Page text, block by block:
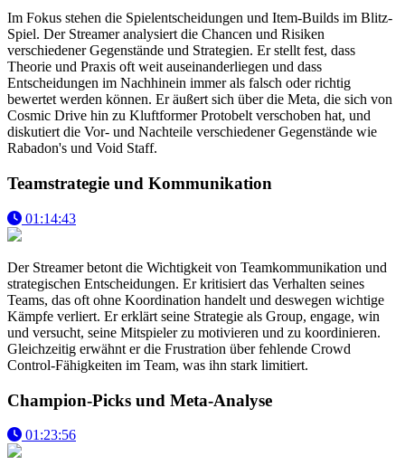
Im Fokus stehen die Spielentscheidungen und Item-Builds im Blitz-
Spiel. Der Streamer analysiert die Chancen und Risiken
verschiedener Gegenstände und Strategien. Er stellt fest, dass
Theorie und Praxis oft weit auseinanderliegen und dass
Entscheidungen im Nachhinein immer als falsch oder richtig
bewertet werden können. Er äußert sich über die Meta, die sich von
Cosmic Drive hin zu Kluftformer Protobelt verschoben hat, und
diskutiert die Vor- und Nachteile verschiedener Gegenstände wie
Rabadon's und Void Staff.
Teamstrategie und Kommunikation
01:14:43
Der Streamer betont die Wichtigkeit von Teamkommunikation und
strategischen Entscheidungen. Er kritisiert das Verhalten seines
Teams, das oft ohne Koordination handelt und deswegen wichtige
Kämpfe verliert. Er erklärt seine Strategie als Group, engage, win
und versucht, seine Mitspieler zu motivieren und zu koordinieren.
Gleichzeitig erwähnt er die Frustration über fehlende Crowd
Control-Fähigkeiten im Team, was ihn stark limitiert.
Champion-Picks und Meta-Analyse
01:23:56